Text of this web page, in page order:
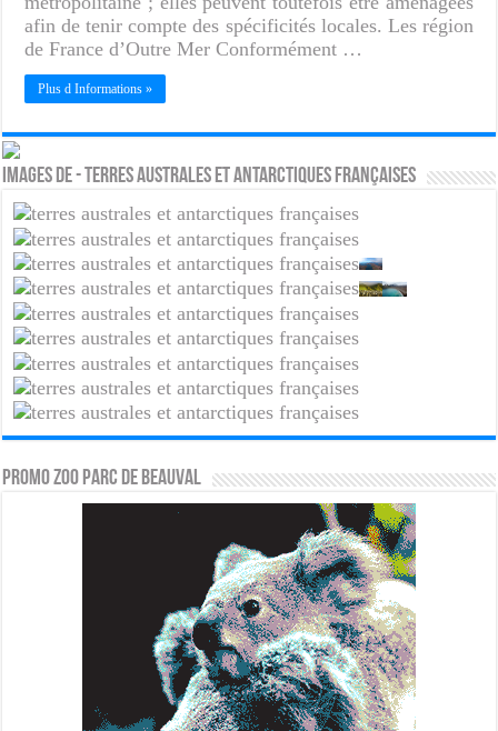
afin de tenir compte des spécificités locales. Les région
de France d’Outre Mer Conformément …
Plus d Informations »
Images de - Terres australes et antarctiques françaises
PROMO ZOO PARC DE BEAUVAL